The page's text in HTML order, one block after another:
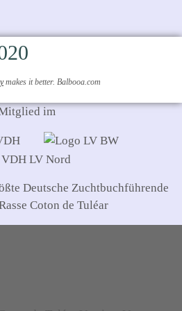
makes it better. Balbooa.com
im
Deutsche Zuchtbuchführende
Coton de Tuléar